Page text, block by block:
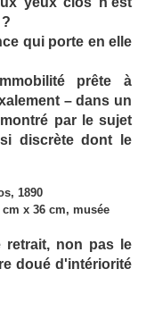
qui porte en elle
prête à
– dans un
par le sujet
discrète dont le
1890
x 36 cm, musée
retrait, non pas le
doué d'intériorité